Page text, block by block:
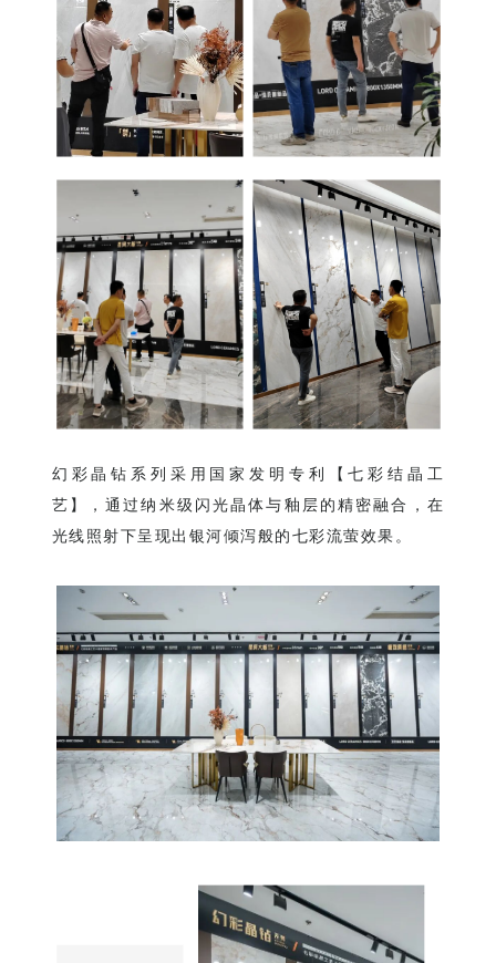
幻彩晶钻系列采用国家发明专利【七彩结晶工
艺】，通过纳米级闪光晶体与釉层的精密融合，在
光线照射下呈现出银河倾泻般的七彩流萤效果。